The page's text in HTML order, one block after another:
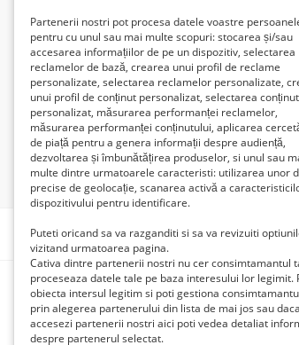
Partenerii nostri pot procesa datele voastre
pentru cu unul sau mai multe scopuri: stocarea și/sau
accesarea informațiilor de pe un dispozitiv, selectarea
reclamelor de bază, crearea unui profil de reclame
personalizate, selectarea reclamelor personalizate,
unui profil de conținut personalizat, selectarea
personalizat, măsurarea performanței reclamelor,
măsurarea performanței conținutului, aplicarea
de piață pentru a genera informații despre audiență,
dezvoltarea și îmbunătățirea produselor, si unul sau
multe dintre urmatoarele caracteristi: utilizarea unor
precise de geolocație, scanarea activă a
dispozitivului pentru identificare.
Puteti oricand sa va razganditi si sa va revizuiti
vizitand urmatoarea pagina.
Cativa dintre partenerii nostri nu cer consimtamantul
proceseaza datele tale pe baza interesului lor legimit.
obiecta intersul legitim si poti gestiona
prin alegerea partenerului din lista de mai jos sau daca
accesezi partenerii nostri aici poti vedea detaliat
despre partenerul selectat.
Căutări recente: trotineta electrica garaj
cabina tractor fiat
transport persoane
PARTENERII NOȘTRI